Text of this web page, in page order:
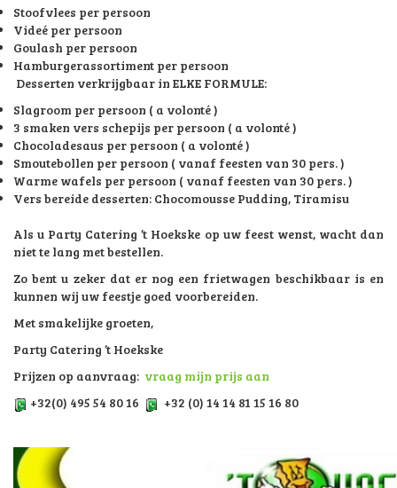
Stoofvlees per persoon
Videé per persoon
Goulash per persoon
Hamburgerassortiment per persoon
Desserten verkrijgbaar in ELKE FORMULE:
Slagroom per persoon ( a volonté )
3 smaken vers schepijs per persoon ( a volonté )
Chocoladesaus per persoon ( a volonté )
Smoutebollen per persoon ( vanaf feesten van 30 pers. )
Warme wafels per persoon ( vanaf feesten van 30 pers. )
Vers bereide desserten: Chocomousse Pudding, Tiramisu
Als u Party Catering ’t Hoekske op uw feest wenst, wacht dan
niet te lang met bestellen.
Zo bent u zeker dat er nog een frietwagen beschikbaar is en
kunnen wij uw feestje goed voorbereiden.
Met smakelijke groeten,
Party Catering ’t Hoekske
Prijzen op aanvraag: vraag mijn prijs aan
+32(0) 495 54 80 16
+32 (0) 14 14 81 15 16 80